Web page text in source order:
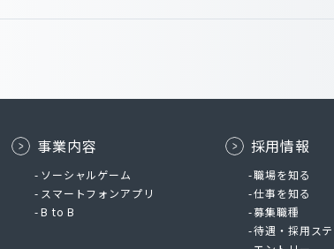
事業内容
ソーシャルゲーム
スマートフォンアプリ
B to B
採用情報
職場を知る
仕事を知る
募集職種
待遇・採用ス